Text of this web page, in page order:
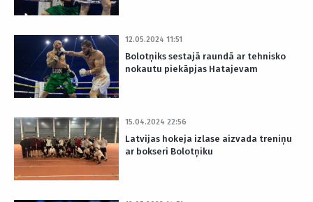
12.05.2024 11:51
Bolotņiks sestajā raundā ar tehnisko
nokautu piekāpjas Hatajevam
15.04.2024 22:56
Latvijas hokeja izlase aizvada treniņu
ar bokseri Bolotņiku